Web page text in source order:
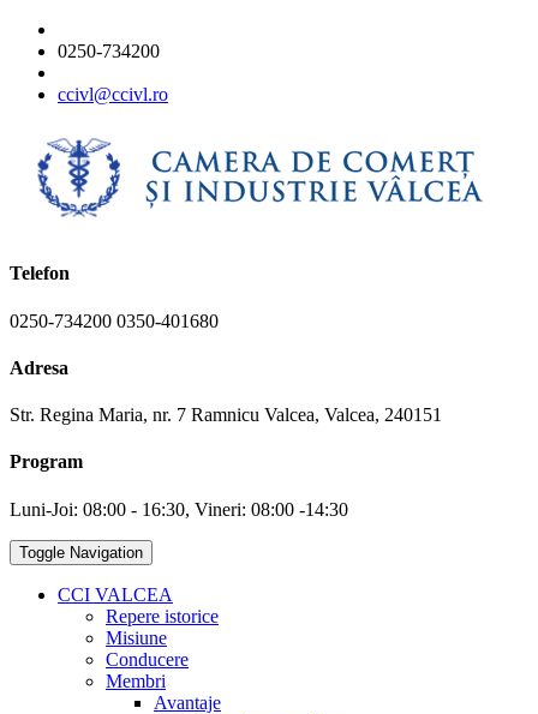
0250-734200
ccivl@ccivl.ro
Telefon
0250-734200 0350-401680
Adresa
Str. Regina Maria, nr. 7 Ramnicu Valcea, Valcea, 240151
Program
Luni-Joi: 08:00 - 16:30, Vineri: 08:00 -14:30
Toggle Navigation
CCI VALCEA
Repere istorice
Misiune
Conducere
Membri
Avantaje